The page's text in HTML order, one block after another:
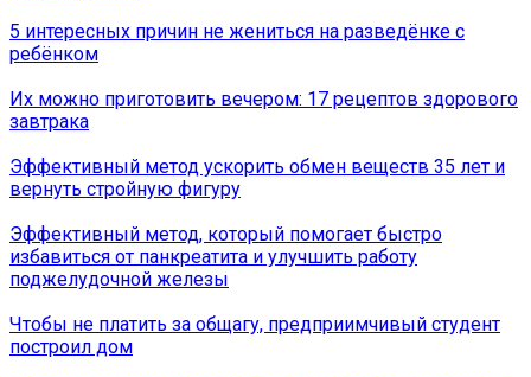
5 интересных причин не жениться на разведёнке с
ребёнком
Их можно приготовить вечером: 17 рецептов здорового
завтрака
Эффективный метод ускорить обмен веществ 35 лет и
вернуть стройную фигуру
Эффективный метод, который помогает быстро
избавиться от панкреатита и улучшить работу
поджелудочной железы
Чтобы не платить за общагу, предприимчивый студент
построил дом